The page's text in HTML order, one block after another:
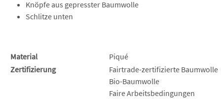
Knöpfe aus gepresster Baumwolle
Schlitze unten
Material
Piqué
Zertifizierung
Fairtrade-zertifizierte Baumwolle
Bio-Baumwolle
Faire Arbeitsbedingungen